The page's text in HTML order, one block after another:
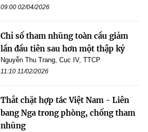
09:00 02/04/2026
Chỉ số tham nhũng toàn cầu giảm
lần đầu tiên sau hơn một thập kỷ
Nguyễn Thu Trang, Cục IV, TTCP
11:10 11/02/2026
Thắt chặt hợp tác Việt Nam - Liên
bang Nga trong phòng, chống tham
nhũng